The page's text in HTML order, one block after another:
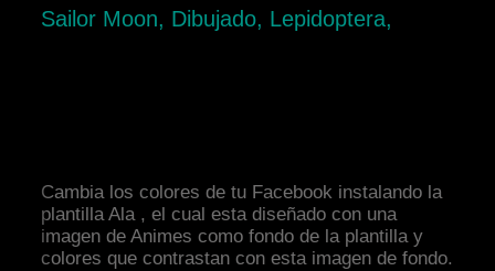
Sailor Moon, Dibujado, Lepidoptera,
Cambia los colores de tu Facebook instalando la
plantilla Ala , el cual esta diseñado con una
imagen de Animes como fondo de la plantilla y
colores que contrastan con esta imagen de fondo.